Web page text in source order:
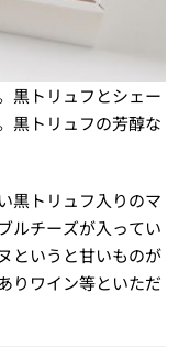
黒トリュフとシェー
黒トリュフの芳醇な
黒トリュフ入りのマ
ルチーズが入ってい
というと甘いものが
りワイン等といただ